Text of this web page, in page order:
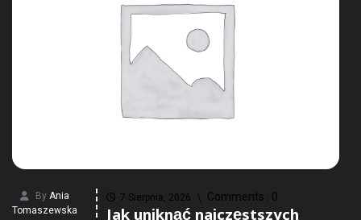
By Ania
Tomaszewska
7 Sierpnia, 2026 Comments : 0